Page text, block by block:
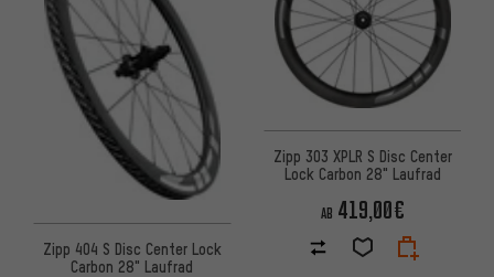
Zipp 404 S Disc Center Lock
Carbon 28" Laufrad
Zipp 303 XPLR S Disc Center
Lock Carbon 28" Laufrad
AB 419,00€